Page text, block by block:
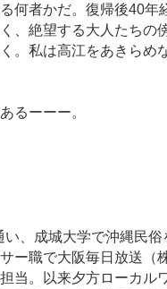
何者かだ。復帰後40年
、絶望する大人たちの
。私は高江をあきらめ
るーーー。
、成城大学で沖縄民
ー職で大阪毎日放送（
当。以来夕方ローカル